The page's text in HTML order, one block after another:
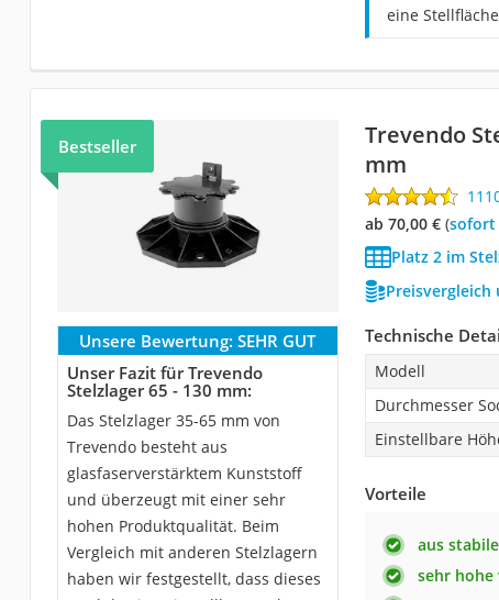
eine
Bestseller
Trevendo
mm
ab 70,00 €(
Platz 2 im
Preisvergleich
Unsere Bewertung: SEHR GUT
Unser Fazit für Trevendo
Stelzlager 65 - 130 mm:
Das Stelzlager 35-65 mm von
Trevendo besteht aus
glasfaserverstärktem Kunststoff
und überzeugt mit einer sehr
hohen Produktqualität. Beim
Vergleich mit anderen Stelzlagern
haben wir festgestellt, dass dieses
Technische
Modell
Durchmesser
Einstellbare
Vorteile
aus
sehr hohe